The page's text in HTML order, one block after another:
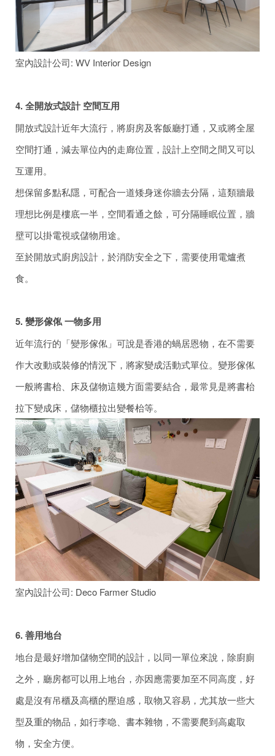
室內設計公司: WV Interior Design
4. 全開放式設計 空間互用
開放式設計近年大流行，將廚房及客飯廳打通，又或將全屋
空間打通，減去單位內的走廊位置，設計上空間之間又可以
互運用。
想保留多點私隱，可配合一道矮身迷你牆去分隔，這類牆最
理想比例是樓底一半，空間看通之餘，可分隔睡眠位置，牆
壁可以掛電視或儲物用途。
至於開放式廚房設計，於消防安全之下，需要使用電爐煮
食。
5. 變形傢俬 一物多用
近年流行的「變形傢俬」可說是香港的蝸居恩物，在不需要
作大改動或裝修的情況下，將家變成活動式單位。變形傢俬
一般將書枱、床及儲物這幾方面需要結合，最常見是將書枱
拉下變成床，儲物櫃拉出變餐枱等。
室內設計公司: Deco Farmer Studio
6. 善用地台
地台是最好增加儲物空間的設計，以同一單位來說，除廚廁
之外，廳房都可以用上地台，亦因應需要加至不同高度，好
處是沒有吊櫃及高櫃的壓迫感，取物又容易，尤其放一些大
型及重的物品，如行李喼、書本雜物，不需要爬到高處取
物，安全方便。